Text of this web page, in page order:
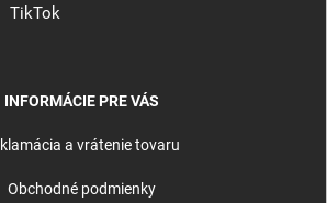
TikTok
INFORMÁCIE PRE VÁS
a vrátenie tovaru
Obchodné podmienky